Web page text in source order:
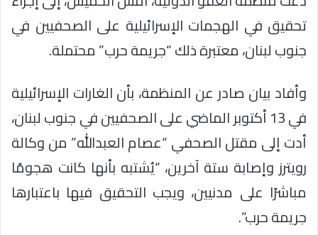
تحقيق في الهجمات الإسرائيلية على الصحفيين في
جنوب لبنان، معتبرة ذلك “جريمة حرب” محتملة.
وأفاد بيان صادر عن المنظمة، بأن الغارات الإسرائيلية
في 13 أكتوبر الماضي على الصحفيين في جنوب لبنان،
أدت إلى مقتل الصحفي “عصام العبدالله” من وكالة
رويترز وإصابة ستة آخرين، “يُشتبه بأنها كانت هجومًا
مباشرًا على مدنيين، ويجب التحقيق فيها باعتبارها
جريمة حرب”.